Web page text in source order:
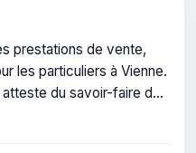
prestations de vente,
les particuliers à Vienne.
du savoir-faire de